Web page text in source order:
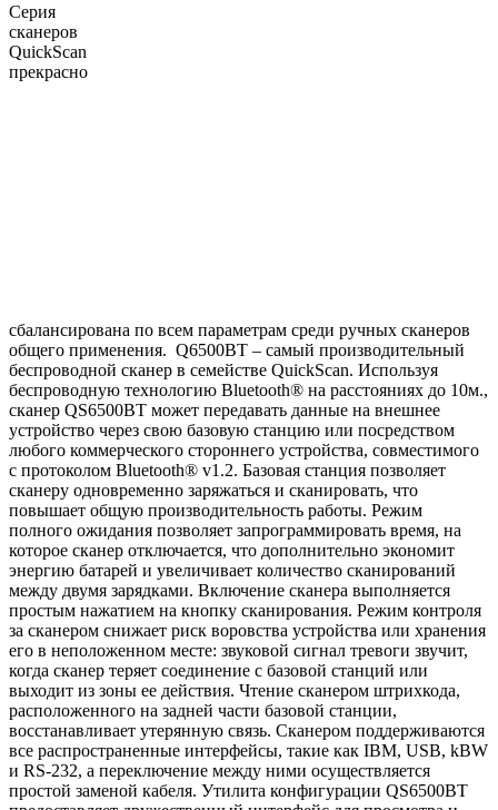
Серия
сканеров
QuickScan
прекрасно
сбалансирована по всем параметрам среди ручных сканеров
общего применения. Q6500BT – самый производительный
беспроводной сканер в семействе QuickScan. Используя
беспроводную технологию Bluetooth® на расстояниях до 10м.,
сканер QS6500BT может передавать данные на внешнее
устройство через свою базовую станцию или посредством
любого коммерческого стороннего устройства, совместимого
с протоколом Bluetooth® v1.2. Базовая станция позволяет
сканеру одновременно заряжаться и сканировать, что
повышает общую производительность работы. Режим
полного ожидания позволяет запрограммировать время, на
которое сканер отключается, что дополнительно экономит
энергию батарей и увеличивает количество сканирований
между двумя зарядками. Включение сканера выполняется
простым нажатием на кнопку сканирования. Режим контроля
за сканером снижает риск воровства устройства или хранения
его в неположенном месте: звуковой сигнал тревоги звучит,
когда сканер теряет соединение с базовой станций или
выходит из зоны ее действия. Чтение сканером штрихкода,
расположенного на задней части базовой станции,
восстанавливает утерянную связь. Сканером поддерживаются
все распространенные интерфейсы, такие как IBM, USB, kBW
и RS-232, а переключение между ними осуществляется
простой заменой кабеля. Утилита конфигурации QS6500BT